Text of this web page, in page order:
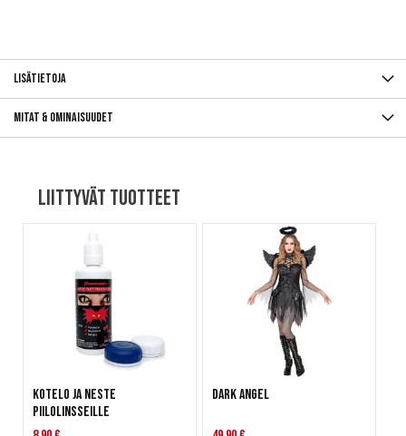
Lisätietoja
Mitat & ominaisuudet
Liittyvät tuotteet
Kotelo ja neste
piilolinsseille
Dark Angel